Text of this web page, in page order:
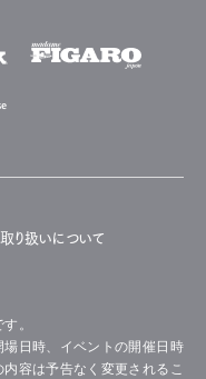
り扱いについて
。
日時、イベントの開催日時
容は予告なく変更されるこ